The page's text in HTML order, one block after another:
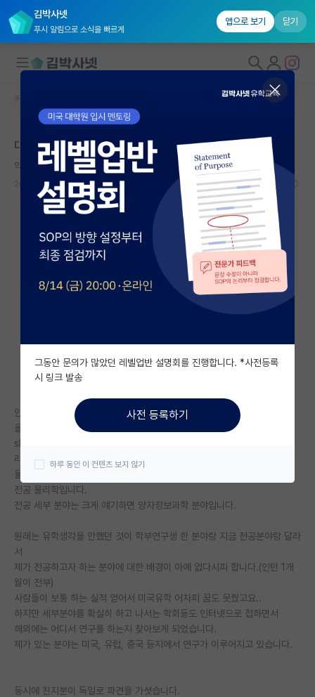
김박사넷
푸시 알림으로 소식을 빠르게
앱으로 보기 닫기
대학원생 모집
국내대학원 정보
연구실&오픈랩
커뮤니티
커뮤니티 홈
전체글보기
베스트 게시판
자유 게시판(아무개랩)
미국 유학 게시판
미국 대학원 합격 후기 게시판
대학원생 모집 게시판
연구실(PI) 홍보 게시판
석박사 채용 정보 게시판
임용 정보 게시판
학부 인턴 게시판
취업 게시판
임용 후기 게시판
PI 전용 게시판
커뮤니티 홈
대학원 입시하며 석사유학을 가고싶어졌습니다
약삭빠른 시몬 드 보부아르
2024.08.15 19 4866
안녕하세요
올해 대학원 입시하느라 정신없이 합격만 바라고 살았습니다.
skp중 한 곳에 석박 통합과정으로 붙었고 제가 바라던 연구실이 있는 곳이
라 안도하며 지냈습니다.
물론 가서 힘들겠지만 일단은 바라는 곳에 붙었다 하고요..
전공 물리학입니다.
전공 세부 분야는 크게 얘기하면 양자정보과학 분야입니다.
원래는 유학생각을 안했던 것이 학부연구생 한 분야랑 지금 전공분야랑 달라
서
제가 전공하고자 하는 분야에 대한 배경이 아예 없다시피 합니다.(인턴 1개
월이 전부)
사람들이 보통 하는 실적 얻어서 미국유학 어차피 꿈도 못꿨고요..
하지만 세부분야를 확실히 하고 나서는 학회등도 인터넷으로 접하면서
해외에는 어디서 연구를 하는지 찾아보게 되었습니다.
제가 있는 분야는 미국, 유럽, 중국 등지에서 연구가 이루어지고 있습니다.
동시에 친지분이 독일로 파견을 가셧습니다.
그동안 문의가 많았던 레벨업반 설명회를 진행합니다. *사전등록
시 링크 발송
사전 등록하기
하루 동안 이 컨텐츠 보지 않기